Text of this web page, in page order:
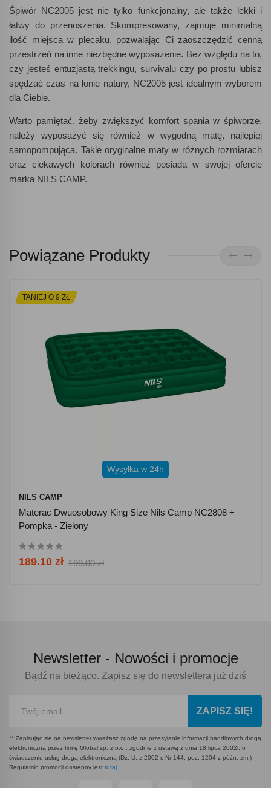
Śpiwór NC2005 jest nie tylko funkcjonalny, ale także lekki i
łatwy do przenoszenia. Skompresowany, zajmuje minimalną
ilość miejsca w plecaku, pozwalając Ci zaoszczędzić cenną
przestrzeń na inne niezbędne wyposażenie. Bez względu na to,
czy jesteś entuzjastą trekkingu, survivalu czy po prostu lubisz
spędzać czas na łonie natury, NC2005 jest idealnym wyborem
dla Ciebie.
Warto pamiętać, żeby zwiększyć komfort spania w śpiworze,
należy wyposażyć się również w wygodną matę, najlepiej
samopompująca. Takie oryginalne maty w różnych rozmiarach
oraz ciekawych kolorach również posiada w swojej ofercie
marka NILS CAMP.
Powiązane Produkty
TANIEJ O 9 ZŁ
Wysyłka w 24h
NILS CAMP
Materac Dwuosobowy King Size Nils Camp NC2808 +
Pompka - Zielony
189.10 zł 199.00 zł
Newsletter - Nowości i promocje
Bądź na bieżąco. Zapisz się do newslettera już dziś
ZAPISZ SIĘ!
** Zapisując się na newsletter wyrażasz zgodę na przesyłanie informacji handlowych drogą
elektroniczną przez firmę Global sp. z o.o., zgodnie z ustawą z dnia 18 lipca 2002r. o
świadczeniu usług drogą elektroniczną (Dz. U. z 2002 r. Nr 144, poz. 1204 z późn. zm.)
Regulamin promocji dostępny jest tutaj